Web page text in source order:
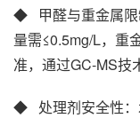
◆ 甲醛与重金属限
量需≤0.5mg/L，重
准，通过GC-MS技
◆ 处理剂安全性‌：